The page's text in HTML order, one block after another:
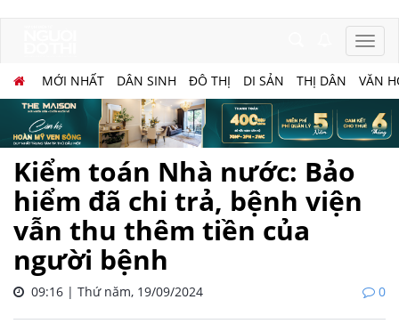
MỚI NHẤT DÂN SINH ĐÔ THỊ DI SẢN THỊ DÂN VĂN
Kiểm toán Nhà nước: Bảo
hiểm đã chi trả, bệnh viện
vẫn thu thêm tiền của
người bệnh
09:16 | Thứ năm, 19/09/2024 0